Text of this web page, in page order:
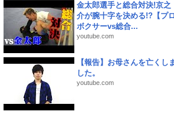
金太郎選手と総合対決!京之
介が腕十字を決める!?【プロ
ボクサーvs総合...
youtube.com
【報告】お母さんを亡くし
した。
youtube.com